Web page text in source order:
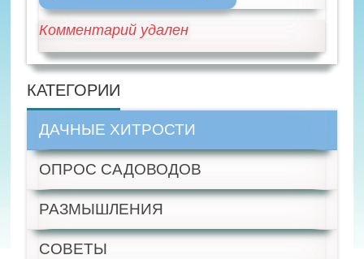
Комментарий удален
КАТЕГОРИИ
ДАЧНЫЕ ХИТРОСТИ
ОПРОС САДОВОДОВ
РАЗМЫШЛЕНИЯ
СОВЕТЫ